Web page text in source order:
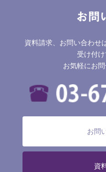
お問
資料請求、お問い合わせ
受け付け
お気軽にお問
お問
資